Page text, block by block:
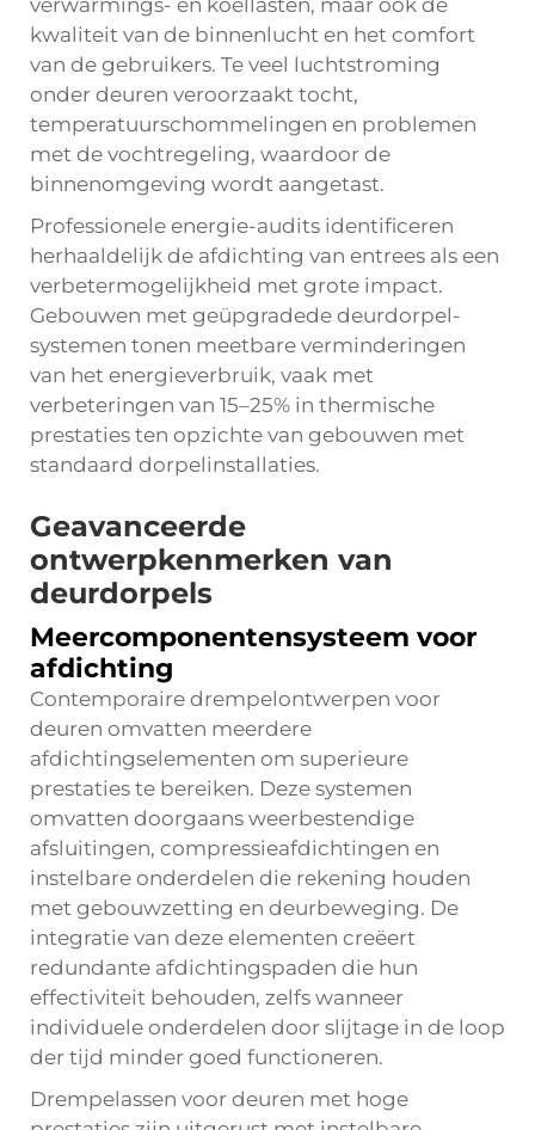
verwarmings- en koellasten, maar ook de
kwaliteit van de binnenlucht en het comfort
van de gebruikers. Te veel luchtstroming
onder deuren veroorzaakt tocht,
temperatuurschommelingen en problemen
met de vochtregeling, waardoor de
binnenomgeving wordt aangetast.
Professionele energie-audits identificeren
herhaaldelijk de afdichting van entrees als een
verbetermogelijkheid met grote impact.
Gebouwen met geüpgradede deurdorpel-
systemen tonen meetbare verminderingen
van het energieverbruik, vaak met
verbeteringen van 15–25% in thermische
prestaties ten opzichte van gebouwen met
standaard dorpelinstallaties.
Geavanceerde
ontwerpkenmerken van
deurdorpels
Meercomponentensysteem voor
afdichting
Contemporaire drempelontwerpen voor
deuren omvatten meerdere
afdichtingselementen om superieure
prestaties te bereiken. Deze systemen
omvatten doorgaans weerbestendige
afsluitingen, compressieafdichtingen en
instelbare onderdelen die rekening houden
met gebouwzetting en deurbeweging. De
integratie van deze elementen creëert
redundante afdichtingspaden die hun
effectiviteit behouden, zelfs wanneer
individuele onderdelen door slijtage in de loop
der tijd minder goed functioneren.
Drempelassen voor deuren met hoge